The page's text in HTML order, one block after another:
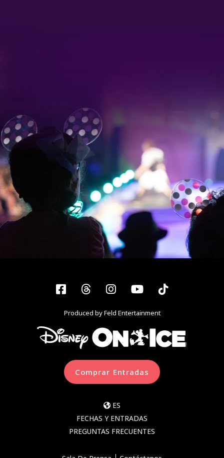
Facebook
ThreadsInstagram
YouTubeTiktok
Produced by Feld Entertainment
Comprar Entradas
ES
FECHAS Y ENTRADAS
PREGUNTAS FRECUENTES